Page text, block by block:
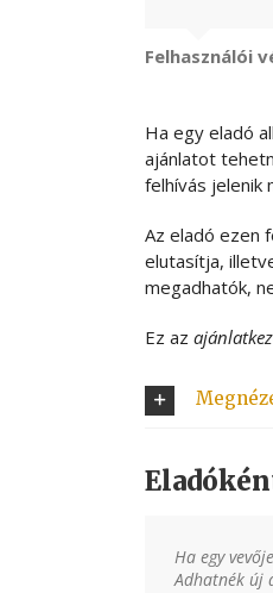
Felhasználói
Ha egy eladó
ajánlatot
felhívás jelenik
Az eladó ezen
elutasítja,
megadhatók,
Ez az
Ha egy
Adhatnék új